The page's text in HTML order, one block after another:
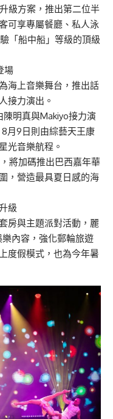
級方案，推出第二位半
可享專屬餐廳、私人泳
「船中船」等級的頂級
場
海上音樂舞台，推出話
接力演出。
明真與Makiyo接力演
月9日則由綜藝天王康
光音樂航程。
將加碼推出巴西嘉年華
，營造最具夏日感的海
級
房與主題派對活動，麗
內容，強化郵輪旅遊
度假模式，也為今年暑